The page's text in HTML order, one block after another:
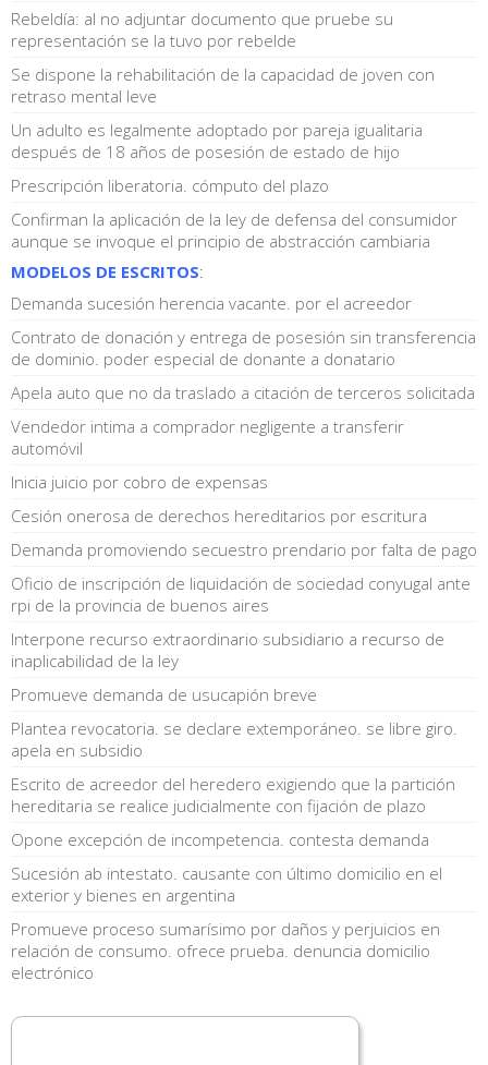
Rebeldía: al no adjuntar documento que pruebe su
representación se la tuvo por rebelde
Se dispone la rehabilitación de la capacidad de joven con
retraso mental leve
Un adulto es legalmente adoptado por pareja igualitaria
después de 18 años de posesión de estado de hijo
Prescripción liberatoria. cómputo del plazo
Confirman la aplicación de la ley de defensa del consumidor
aunque se invoque el principio de abstracción cambiaria
MODELOS DE ESCRITOS:
Demanda sucesión herencia vacante. por el acreedor
Contrato de donación y entrega de posesión sin transferencia
de dominio. poder especial de donante a donatario
Apela auto que no da traslado a citación de terceros solicitada
Vendedor intima a comprador negligente a transferir
automóvil
Inicia juicio por cobro de expensas
Cesión onerosa de derechos hereditarios por escritura
Demanda promoviendo secuestro prendario por falta de pago
Oficio de inscripción de liquidación de sociedad conyugal ante
rpi de la provincia de buenos aires
Interpone recurso extraordinario subsidiario a recurso de
inaplicabilidad de la ley
Promueve demanda de usucapión breve
Plantea revocatoria. se declare extemporáneo. se libre giro.
apela en subsidio
Escrito de acreedor del heredero exigiendo que la partición
hereditaria se realice judicialmente con fijación de plazo
Opone excepción de incompetencia. contesta demanda
Sucesión ab intestato. causante con último domicilio en el
exterior y bienes en argentina
Promueve proceso sumarísimo por daños y perjuicios en
relación de consumo. ofrece prueba. denuncia domicilio
electrónico